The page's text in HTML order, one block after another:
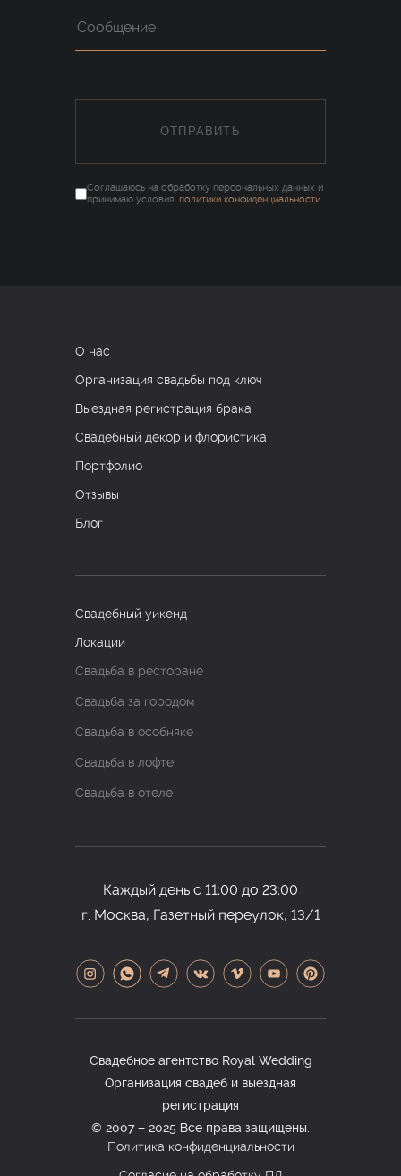
ОТПРАВИТЬ
Соглашаюсь на обработку персональных данных и
принимаю условия политики конфиденциальности.
О нас
Организация свадьбы под ключ
Выездная регистрация брака
Свадебный декор и флористика
Портфолио
Отзывы
Блог
Свадебный уикенд
Локации
Свадьба в ресторане
Свадьба за городом
Свадьба в особняке
Свадьба в лофте
Свадьба в отеле
Каждый день с 11:00 до 23:00
г. Москва, Газетный переулок, 13/1
Свадебное агентство Royal Wedding
Организация свадеб и выездная
регистрация
© 2007 − 2025 Все права защищены.
Политика конфиденциальности